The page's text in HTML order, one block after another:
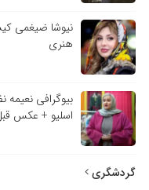
نیوشا ضیغمی
هنری
بیوگرافی
اسلیو + عکس
گردشگری